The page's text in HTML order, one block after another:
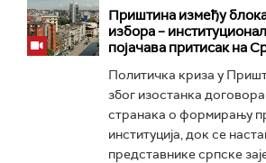
Приштина између
избора –
појачава притисак на
Политичка криза у
због изостанка
странака о формирању
институција, док се
представнике српске